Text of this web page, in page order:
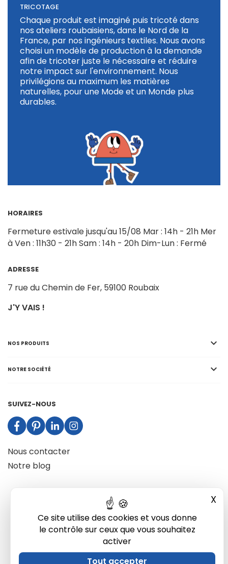
Ce site utilise des cookies et vous donne
le contrôle sur ceux que vous souhaitez
activer
Tout accepter
X
TRICOTAGE
Chaque produit est imaginé puis tricoté dans
nos ateliers roubaisiens, dans le Nord de la
France, par nos ingénieurs textiles. Nous avons
choisi un modèle de production à la demande
afin de tricoter juste le nécessaire et réduire
notre impact sur l'environnement. Nous
privilégions au maximum les matières
naturelles, pour une Mode et un Monde plus
durables.
HORAIRES
Fermeture estivale jusqu'au 15/08 Mar : 14h - 21h Mer
à Ven : 11h30 - 21hSam : 14h - 20h Dim-Lun : Fermé
ADRESSE
7 rue du Chemin de Fer, 59100 Roubaix
J'Y VAIS !
NOS PRODUITS 
NOTRE SOCIÉTÉ 
SUIVEZ-NOUS
Nous contacter
Notre blog